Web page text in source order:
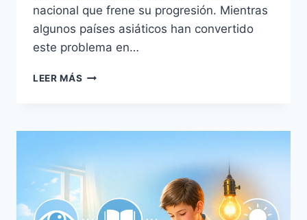
nacional que frene su progresión. Mientras
algunos países asiáticos han convertido
este problema en…
LEER MÁS NIÑOS
LA
EN
OCCIDENTE